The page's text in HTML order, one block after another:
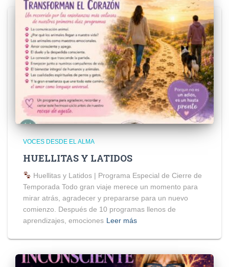
VOCES DESDE EL ALMA
HUELLITAS Y LATIDOS
Huellitas y Latidos | Programa Especial de Cierre de
Temporada Todo gran viaje merece un momento para
mirar atrás, agradecer y prepararse para un nuevo
comienzo. Después de 10 programas llenos de
aprendizajes, emociones Leer más